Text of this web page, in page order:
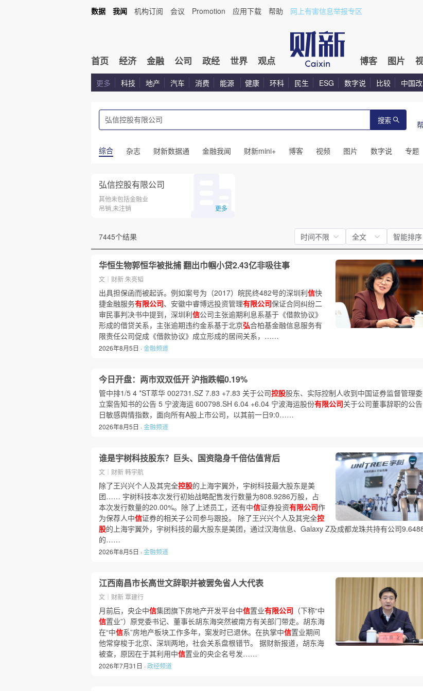
数据 我闻 机构订阅 会议 Promotion 应用下载 帮助 网上有害信息举报专区
首页 经济 金融 公司 政经 世界 观点 博客 图片
更多 科技 地产 汽车 消费 能源 健康 环科 民生 ESG 数字说 比较 中国
搜索
综合 杂志 财新数据通 金融我闻 财新mini+ 博客 视频 图片 数字说 专题
弘信控股有限公司
其他未包括金融业
吊销,未注销
更多
7445个结果 时间不限 全文 智能排序
华恒生物郭恒华被批捕 翻出巾帼小贷2.43亿非吸往事
文｜财新 朱亮韬
出具担保函而被起诉。例如案号为（2017）皖民终482号的深圳利信快
捷金融服务有限公司、安徽中睿博远投资管理有限公司保证合同纠纷二
审民事判决书中提到，深圳利信公司主张逾期利息系基于《借款协议》
形成的借贷关系，主张逾期违约金系基于北京弘合柏基金融信息服务有
限责任公司促成《借款协议》成立形成的居间关系，……
2026年8月5日 ·金融频道
今日开盘：两市双双低开 沪指跌幅0.19%
管中排1/5 4 *ST萃华 002731.SZ 7.83 +7.83 关于公司控股股东、实际控制人收到中国证券监督管理
立案告知书的公告 5 宁波海运 600798.SH 6.04 +6.04 宁波海运股份有限公司关于公司董事辞职的公
日敏感舆情指数，面向所有A股上市公司，以其前一日9:0……
2026年8月5日 ·金融频道
谁是宇树科技股东？巨头、国资隐身千倍估值背后
文｜财新 韩宇航
除了王兴兴个人及其完全控股的上海宇翼外，宇树科技最大股东是美
团…… 宇树科技本次发行初始战略配售发行数量为808.9286万股，占
本次发行数量的20.00%。除了上述员工，还有中信证券投资有限公司作
为保荐人中信证券的相关子公司参与跟投。 除了王兴兴个人及其完全控
股的上海宇翼外，宇树科技的最大股东是美团，通过汉海信息、Galaxy Z及成都龙珠共持有公司
的……
2026年8月5日 ·金融频道
江西南昌市长高世文辞职并被罢免省人大代表
文｜财新 覃建行
月前后，央企中信集团旗下房地产开发平台中信置业有限公司 （下称“中
信置业”）原党委书记、董事长胡东海突然被南方有关部门带走。胡东海
在“中信系”房地产板块工作多年，案发时已退休。在执掌中信置业期间
他常穿梭于北京、深圳两地，社会关系盘根错节。 据财新报道，胡东海
被查，原因在于其利用中信置业的央企名号发……
2026年7月31日 ·政经频道